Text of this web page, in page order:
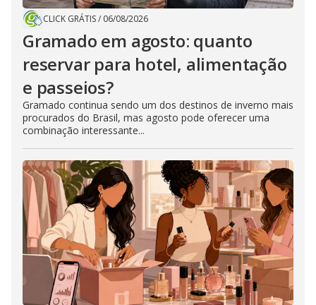
CLICK GRÁTIS/ 06/08/2026
Gramado em agosto: quanto
reservar para hotel, alimentação
e passeios?
Gramado continua sendo um dos destinos de inverno mais
procurados do Brasil, mas agosto pode oferecer uma
combinação interessante...